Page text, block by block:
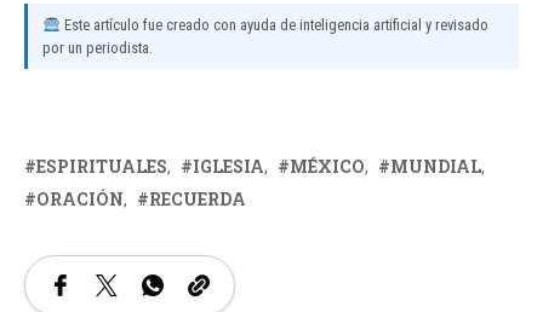
Este artículo fue creado con ayuda de inteligencia artificial y revisado
por un periodista.
ESPIRITUALES IGLESIA MÉXICO
MUNDIAL
ORACIÓN
RECUERDA